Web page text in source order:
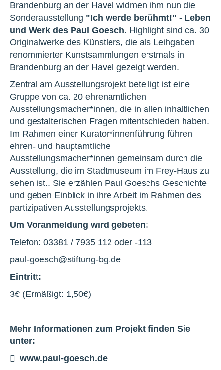
Brandenburg an der Havel widmen ihm nun die
Sonderausstellung "Ich werde berühmt!" - Leben
und Werk des Paul Goesch. Highlight sind ca. 30
Originalwerke des Künstlers, die als Leihgaben
renommierter Kunstsammlungen erstmals in
Brandenburg an der Havel gezeigt werden.
Zentral am Ausstellungsrojekt beteiligt ist eine
Gruppe von ca. 20 ehrenamtlichen
Ausstellungsmacher*innen, die in allen inhaltlichen
und gestalterischen Fragen mitentschieden haben.
Im Rahmen einer Kurator*innenführung führen
ehren- und hauptamtliche
Ausstellungsmacher*innen gemeinsam durch die
Ausstellung, die im Stadtmuseum im Frey-Haus zu
sehen ist.. Sie erzählen Paul Goeschs Geschichte
und geben Einblick in ihre Arbeit im Rahmen des
partizipativen Ausstellungsprojekts.
Um Voranmeldung wird gebeten:
Telefon: 03381 / 7935 112 oder -113
paul-goesch@stiftung-bg.de
Eintritt:
3€ (Ermäßigt: 1,50€)
Mehr Informationen zum Projekt finden Sie
unter:
www.paul-goesch.de